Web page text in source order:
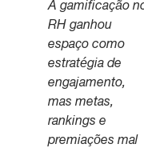
A gamificação
RH ganhou
espaço como
estratégia de
engajamento,
mas metas,
rankings e
premiações mal